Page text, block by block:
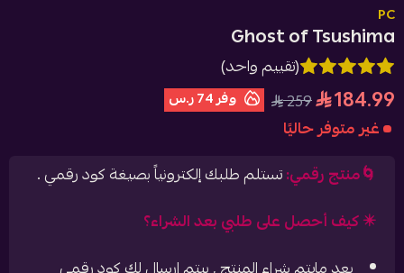
PC
Ghost of Tsushima
(تقييم واحد)
184.99
259 وفر74 ر.س
غير متوفر حاليًا
🌀منتج رقمي:تستلم طلبك إلكترونياً بصيغة كود رقمي .
✴️ كيف أحصل على طلبي بعد الشراء؟